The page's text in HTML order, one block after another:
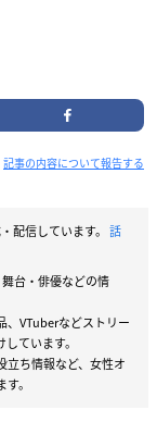
記事の内容について報告する
配信しています。 話
台・俳優などの情
、VTuberなどストリー
ています。
立ち情報など、女性オ
。